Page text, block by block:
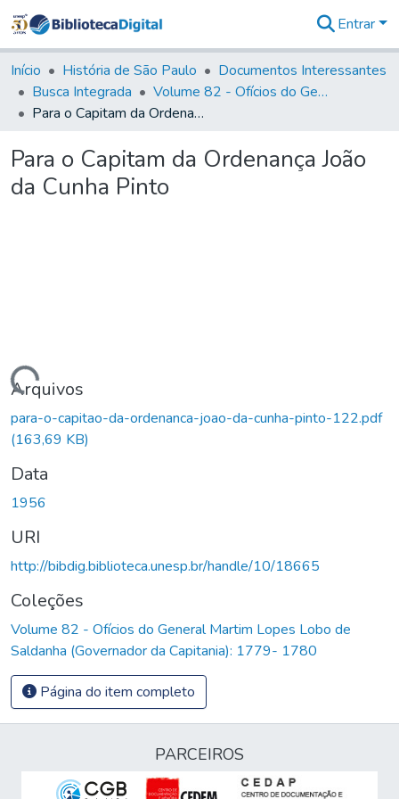
&
Coleções
Tudo na
Biblioteca
Estatísticas
Entrar
Início História de São Paulo
Documentos Interessantes
Busca Integrada
Volume 82 - Ofícios do General Martim Lopes Lobo de Saldanha (Governador da Capitania): 1779- 1780
Para o Capitam da Ordenança João da Cunha Pinto
Para o Capitam da Ordenança João
da Cunha Pinto
Carregando...
Arquivos
para-o-capitao-da-ordenanca-joao-da-cunha-pinto-122.pdf
(163,69 KB)
Data
1956
URI
http://bibdig.biblioteca.unesp.br/handle/10/18665
Coleções
Volume 82 - Ofícios do General Martim Lopes Lobo de
Saldanha (Governador da Capitania): 1779- 1780
Página do item completo
PARCEIROS